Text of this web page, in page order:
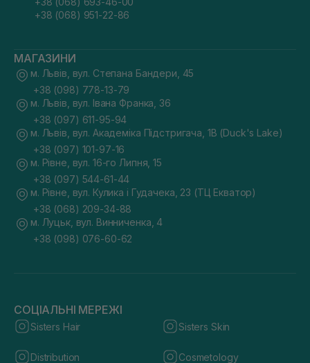
+38 (068) 951-22-86
МАГАЗИНИ
м. Львів, вул. Степана Бандери, 45
+38 (098) 778-13-79
м. Львів, вул. Івана Франка, 36
+38 (097) 611-95-94
м. Львів, вул. Академіка Підстригача, 1В (Duck's Lake)
+38 (097) 101-97-16
м. Рівне, вул. 16-го Липня, 15
+38 (097) 544-61-44
м. Рівне, вул. Кулика і Гудачека, 23 (ТЦ Екватор)
+38 (068) 209-34-88
м. Луцьк, вул. Винниченка, 4
+38 (098) 076-60-62
СОЦІАЛЬНІ МЕРЕЖІ
Sisters Hair Sisters Skin
Distribution Cosmetology